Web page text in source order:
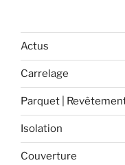
Actus
Carrelage
Parquet |
Isolation
Couverture